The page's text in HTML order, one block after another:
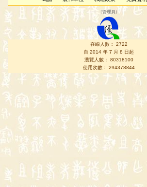
（管理員 ）
在線人數： 2722
自 2014 年 7 月 8 日起
瀏覽人數： 80318100
使用次數： 294378844